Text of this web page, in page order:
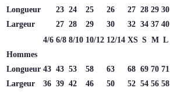
Longueur
23 24 25 26 27 28 29 30
Largeur
27 28 29 30 32 34 37 40
4/6 6/8 8/10 10/12 12/14 XS S M L
Hommes
Longueur 43 43 53 58 63 68 69 70 71
Largeur
36 39 42 46 50 52 54 56 58